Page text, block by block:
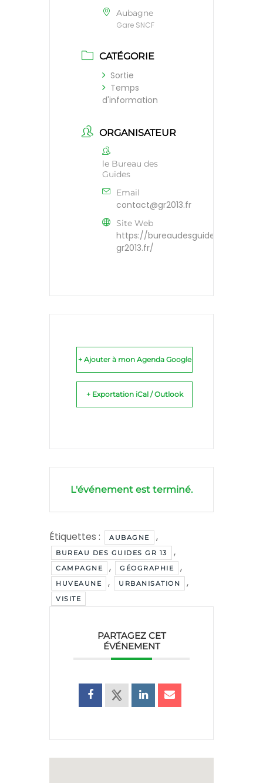
Aubagne
Gare SNCF
CATÉGORIE
Sortie
Temps
d'information
ORGANISATEUR
le Bureau des
Guides
Email
contact@gr2013.fr
Site Web
https://bureaudesguides-
gr2013.fr/
+ Ajouter à mon Agenda Google
+ Exportation iCal / Outlook
L'événement est terminé.
Étiquettes : AUBAGNE ,
BUREAU DES GUIDES GR 13 ,
CAMPAGNE , GÉOGRAPHIE ,
HUVEAUNE , URBANISATION ,
VISITE
PARTAGEZ CET
ÉVÉNEMENT